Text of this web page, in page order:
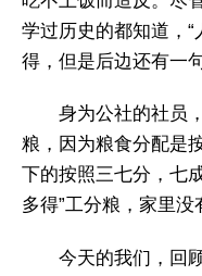
学过历史的都知道，“
得，但是后边还有一
身为公社的社员
粮，因为粮食分配是
下的按照三七分，七
多得”工分粮，家里没
今天的我们，回